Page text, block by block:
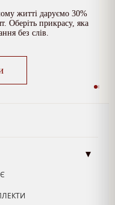
житті даруємо 30%
Оберіть прикрасу, яка
без слів.
▾